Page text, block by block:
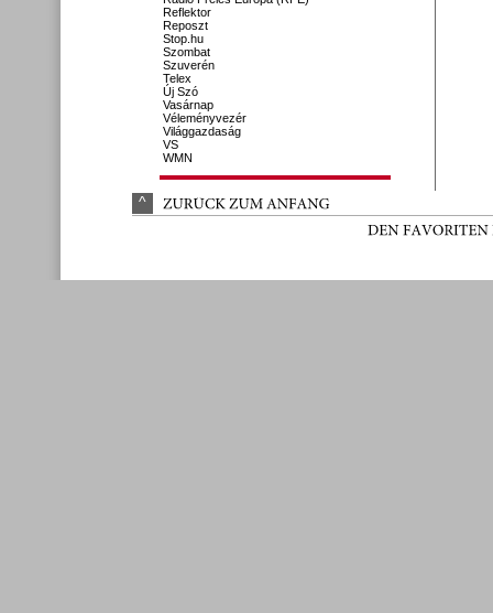
Reflektor
Reposzt
Stop.hu
Szombat
Szuverén
Telex
Új Szó
Vasárnap
Véleményvezér
Világgazdaság
VS
WMN
^ ZURÜCK ZUM ANFANG
DEN FAVORITEN